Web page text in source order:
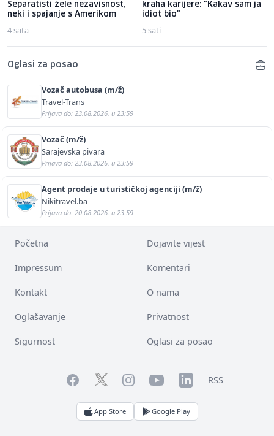
Separatisti žele nezavisnost,
neki i spajanje s Amerikom
4 sata
kraha karijere: "Kakav sam ja
idiot bio"
5 sati
Oglasi za posao
Vozač autobusa (m/ž)
Travel-Trans
Prijava do: 23.08.2026. u 23:59
Vozač (m/ž)
Sarajevska pivara
Prijava do: 23.08.2026. u 23:59
Agent prodaje u turističkoj agenciji (m/ž)
Nikitravel.ba
Prijava do: 20.08.2026. u 23:59
Početna Dojavite vijest
Impressum Komentari
Kontakt O nama
Oglašavanje Privatnost
Sigurnost Oglasi za posao
FacebookTwitterInstagramYouTubeLinkedInRSS
App Store Google Play